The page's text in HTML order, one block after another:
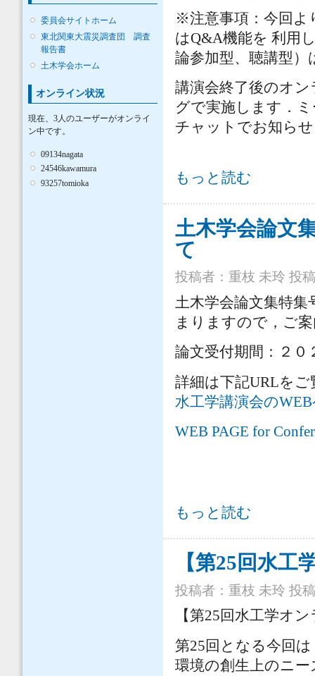
委員会サイトホーム
東北関東大震災調査団 調査
報告書
土木学会ホーム
オンライン状況
現在、3人のユーザーがオンライ
ン中です。
09134nagata
24546kawamura
93257tomioka
※注意事項：今回よ
はQ&A機能を 利用
論参加型、聴講型
講演会終了後のオ
グで実施します．
チャットでお知ら
【第26回水工学オンライン連続講演
もっと読む
土木学会論文
て
投稿者： 重枝 未玲 投
土木学会論文集特
まりますので，ご
論文受付期間：２０
詳細は下記URLを
水工学講演会の
WEB PAGE for
土木学会論文集特集号（水工学）の
もっと読む
【第25回水工
投稿者： 重枝 未玲 投
【第25回水工学オ
第25回となる今回
環境の創生上のニ